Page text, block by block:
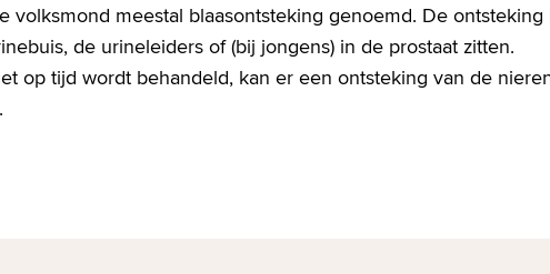
volksmond meestal blaasontsteking genoemd. De ontsteking
de urineleiders of (bij jongens) in de prostaat zitten.
op tijd wordt behandeld, kan er een ontsteking van de